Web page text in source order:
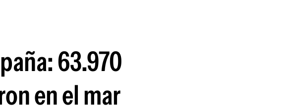
Siguenos en:
63.970
en el mar